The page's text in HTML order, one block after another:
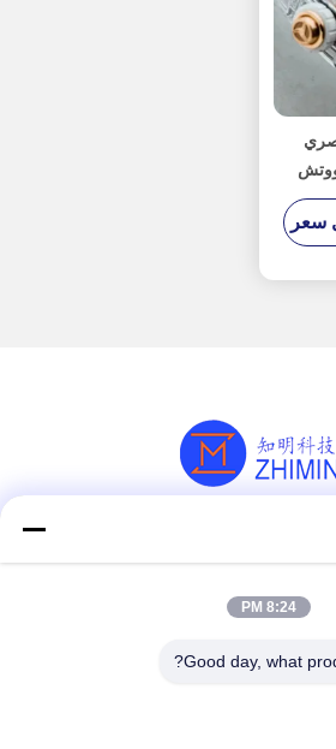
حالة الحافة أجزاء C-
سعر
اتصل سريعًا
8:24 PM
Good day, what